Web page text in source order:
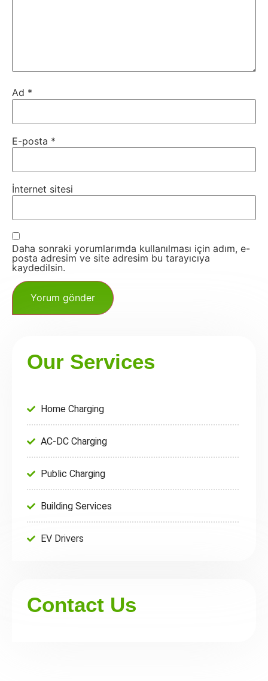
Ad *
E-posta *
İnternet sitesi
Daha sonraki yorumlarımda kullanılması için adım, e-
posta adresim ve site adresim bu tarayıcıya
kaydedilsin.
Our Services
Home Charging
AC-DC Charging
Public Charging
Building Services
EV Drivers
Contact Us